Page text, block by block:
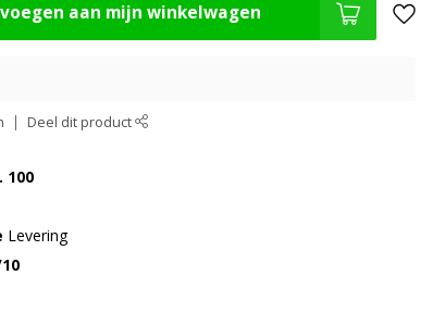
aan mijn winkelwagen
Deel dit product
100
Levering